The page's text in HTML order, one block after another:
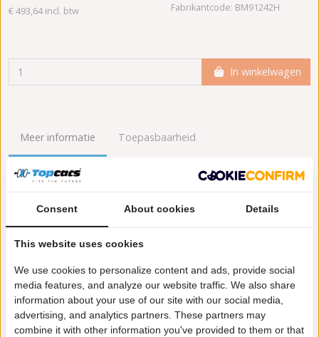
€ 493,64 incl. btw Fabrikantcode: BM91242H
In winkelwagen
Meer informatie Toepasbaarheid
Origineel nummers
Garantie:2 jaar garantie
Materiaal:Keramiek
Enkel in combinatie met:FK91242
Product in orde:
Controleteken:E9-103R
Consent About cookies Details
This website uses cookies
We use cookies to personalize content and ads, provide social
media features, and analyze our website traffic. We also share
information about your use of our site with our social media,
advertising, and analytics partners. These partners may
combine it with other information you've provided to them or that